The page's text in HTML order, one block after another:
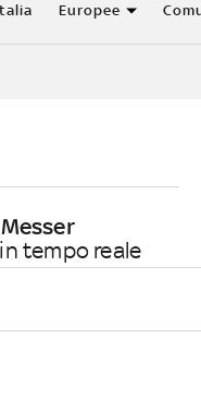
Europee
tempo reale